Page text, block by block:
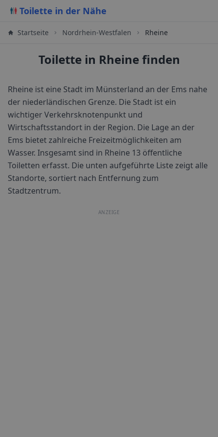
Toilette in der Nähe
Startseite Nordrhein-Westfalen Rheine
Toilette in Rheine finden
Rheine ist eine Stadt im Münsterland an der Ems nahe
der niederländischen Grenze. Die Stadt ist ein
wichtiger Verkehrsknotenpunkt und
Wirtschaftsstandort in der Region. Die Lage an der
Ems bietet zahlreiche Freizeitmöglichkeiten am
Wasser. Insgesamt sind in Rheine 13 öffentliche
Toiletten erfasst. Die unten aufgeführte Liste zeigt alle
Standorte, sortiert nach Entfernung zum
Stadtzentrum.
ANZEIGE